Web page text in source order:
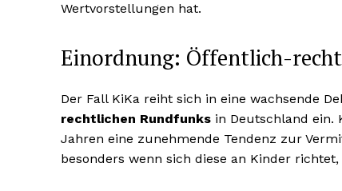
Wertvorstellungen hat.
Einordnung: Öffentlich-
Der Fall KiKa reiht sich in eine wachsende
rechtlichen Rundfunks in Deutschland ein.
Jahren eine zunehmende Tendenz zur
besonders wenn sich diese an Kinder